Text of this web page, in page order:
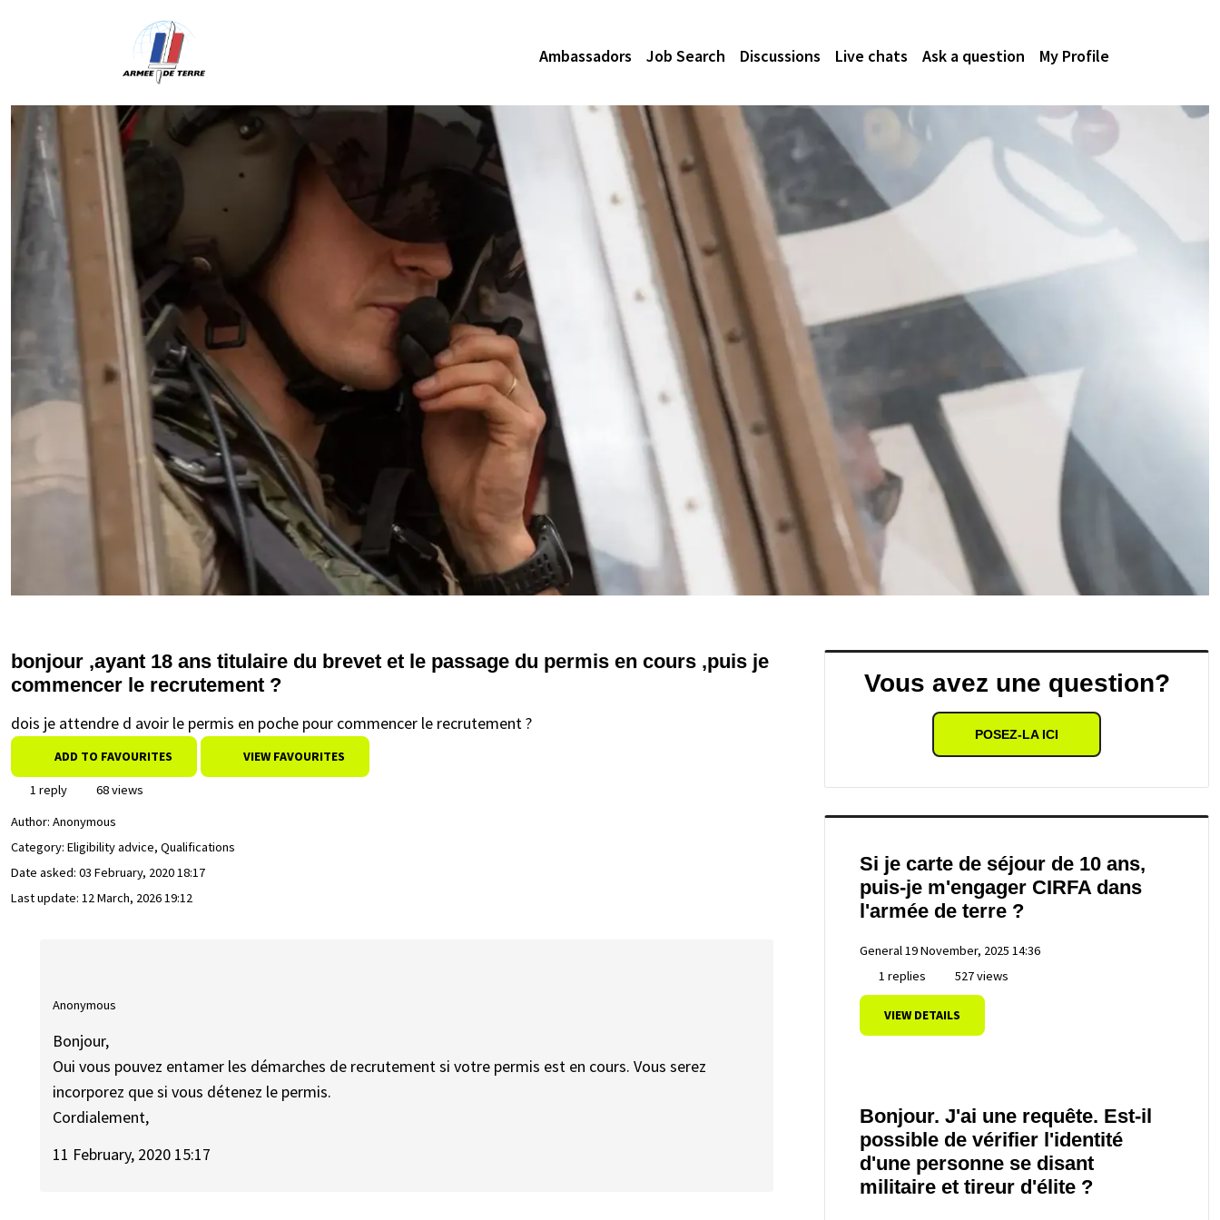
Ambassadors Job Search Discussions Live chats Ask a question My Profile
bonjour ,ayant 18 ans titulaire du brevet et le passage du permis en cours ,puis je
commencer le recrutement ?
dois je attendre d avoir le permis en poche pour commencer le recrutement ?
ADD TO FAVOURITES VIEW FAVOURITES
1 reply
68 views
Author: Anonymous
Category: Eligibility advice, Qualifications
Date asked: 03 February, 2020 18:17
Last update: 12 March, 2026 19:12
Anonymous
Bonjour,
Oui vous pouvez entamer les démarches de recrutement si votre permis est en cours. Vous serez
incorporez que si vous détenez le permis.
Cordialement,
11 February, 2020 15:17
Vous avez une question?
POSEZ-LA ICI
Si je carte de séjour de 10 ans,
puis-je m'engager CIRFA dans
l'armée de terre ?
General19 November, 2025 14:36
1 replies
527 views
VIEW DETAILS
Bonjour. J'ai une requête. Est-il
possible de vérifier l'identité
d'une personne se disant
militaire et tireur d'élite ?